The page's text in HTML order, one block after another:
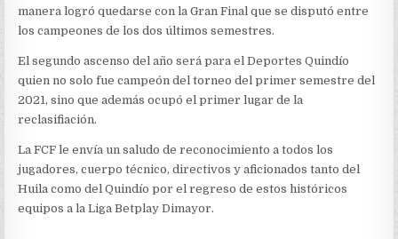
manera logró quedarse con la Gran Final que se disputó entre
los campeones de los dos últimos semestres.
El segundo ascenso del año será para el Deportes Quindío
quien no solo fue campeón del torneo del primer semestre del
2021, sino que además ocupó el primer lugar de la
reclasifiación.
La FCF le envía un saludo de reconocimiento a todos los
jugadores, cuerpo técnico, directivos y aficionados tanto del
Huila como del Quindío por el regreso de estos históricos
equipos a la Liga Betplay Dimayor.